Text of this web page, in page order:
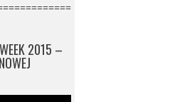
2015 –